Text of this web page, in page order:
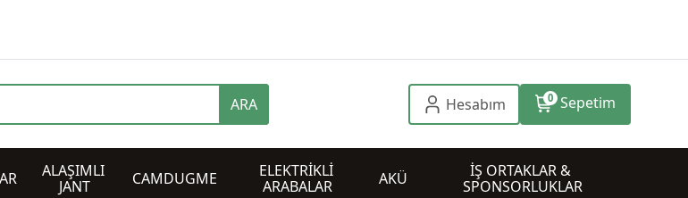
ARA Hesabım 0 Sepetim
ALAŞIMLI
JANT
CAMDUGME
ELEKTRİKLİ
ARABALAR
AKÜ
İŞ ORTAKLAR &
SPONSORLUKLAR